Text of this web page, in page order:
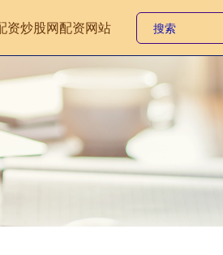
资炒股网配资网站